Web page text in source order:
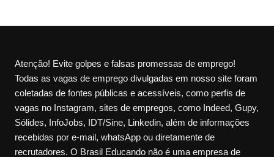
Atenção! Evite golpes e falsas promessas de emprego!
Todas as vagas de emprego divulgadas em nosso site foram
coletadas de fontes públicas e acessíveis, como perfis de
vagas no Instagram, sites de empregos, como Indeed, Gupy,
Sólides, InfoJobs, IDT/Sine, Linkedin, além de informações
recebidas por e-mail, whatsApp ou diretamente de
recrutadores. O Brasil Educando não é uma empresa de